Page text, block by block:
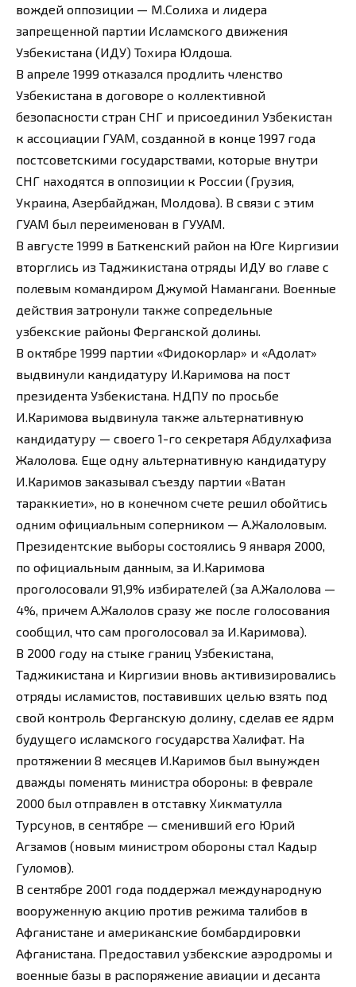
вождей оппозиции — М.Солиха и лидера
запрещенной партии Исламского движения
Узбекистана (ИДУ) Тохира Юлдоша.
В апреле 1999 отказался продлить членство
Узбекистана в договоре о коллективной
безопасности стран СНГ и присоединил Узбекистан
к ассоциации ГУАМ, созданной в конце 1997 года
постсоветскими государствами, которые внутри
СНГ находятся в оппозиции к России (Грузия,
Украина, Азербайджан, Молдова). В связи с этим
ГУАМ был переименован в ГУУАМ.
В августе 1999 в Баткенский район на Юге Киргизии
вторглись из Таджикистана отряды ИДУ во главе с
полевым командиром Джумой Намангани. Военные
действия затронули также сопредельные
узбекские районы Ферганской долины.
В октябре 1999 партии «Фидокорлар» и «Адолат»
выдвинули кандидатуру И.Каримова на пост
президента Узбекистана. НДПУ по просьбе
И.Каримова выдвинула также альтернативную
кандидатуру — своего 1-го секретаря Абдулхафиза
Жалолова. Еще одну альтернативную кандидатуру
И.Каримов заказывал съезду партии «Ватан
тараккиети», но в конечном счете решил обойтись
одним официальным соперником — А.Жалоловым.
Президентские выборы состоялись 9 января 2000,
по официальным данным, за И.Каримова
проголосовали 91,9% избирателей (за А.Жалолова —
4%, причем А.Жалолов сразу же после голосования
сообщил, что сам проголосовал за И.Каримова).
В 2000 году на стыке границ Узбекистана,
Таджикистана и Киргизии вновь активизировались
отряды исламистов, поставивших целью взять под
свой контроль Ферганскую долину, сделав ее ядрм
будущего исламского государства Халифат. На
протяжении 8 месяцев И.Каримов был вынужден
дважды поменять министра обороны: в феврале
2000 был отправлен в отставку Хикматулла
Турсунов, в сентябре — сменивший его Юрий
Агзамов (новым министром обороны стал Кадыр
Гуломов).
В сентябре 2001 года поддержал международную
вооруженную акцию против режима талибов в
Афганистане и американские бомбардировки
Афганистана. Предоставил узбекские аэродромы и
военные базы в распоряжение авиации и десанта